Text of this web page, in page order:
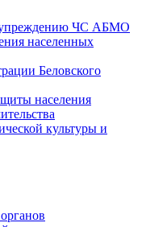
ЧС АБМО
населенных
Беловского
населения
культуры и